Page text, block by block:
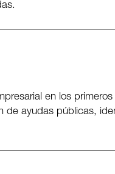
en los
ayudas públicas,